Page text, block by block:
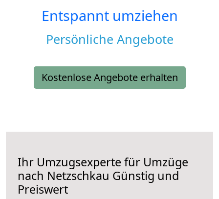
Entspannt umziehen
Persönliche Angebote
Kostenlose Angebote erhalten
Ihr Umzugsexperte für Umzüge
nach Netzschkau Günstig und
Preiswert